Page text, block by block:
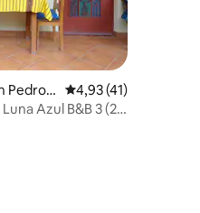
Pedro L 4,93 de uma
4,93 (41)
Azul B&B 3 (2